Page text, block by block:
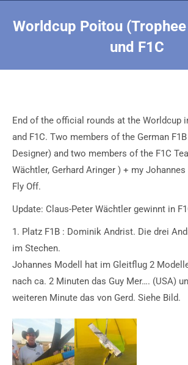
Worldcup Poitou
und F1C
End of the official rounds at the Worldcup
and F1C. Two members of the German F1B
Designer) and two members of the F1C
Wächtler, Gerhard Aringer ) + my
Fly Off.
Update: Claus-Peter Wächtler gewinnt in
1. Platz F1B : Dominik Andrist. Die drei
im Stechen.
Johannes Modell hat im Gleitflug 2
nach ca. 2 Minuten das Guy Mer…. (USA)
weiteren Minute das von Gerd. Siehe Bild.